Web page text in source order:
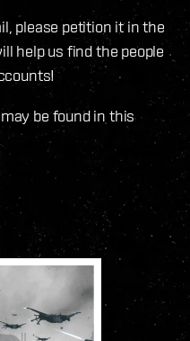
please petition it in the
help us find the people
be found in this